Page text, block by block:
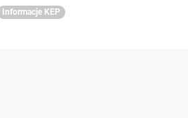
Informacje KEP